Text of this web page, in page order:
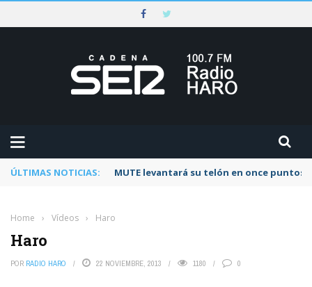
ÚLTIMAS NOTICIAS: MUTE levantará su telón en once puntos
Home › Vídeos › Haro
Haro
POR RADIO HARO 22 NOVIEMBRE, 2013 1180 0